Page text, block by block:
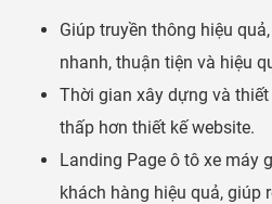
Giúp truyền thông hiệu
nhanh, thuận tiện và hiệu
Thời gian xây dựng và
thấp hơn thiết kế website.
Landing Page ô tô xe máy
khách hàng hiệu quả, giúp